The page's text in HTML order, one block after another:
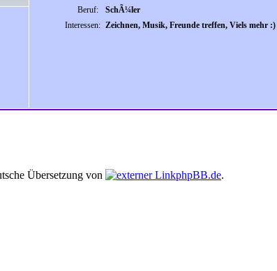
Beruf:
SchÃ¼ler
Interessen: Zeichnen, Musik, Freunde treffen, Viels mehr :)
Übersetzung von phpBB.de.